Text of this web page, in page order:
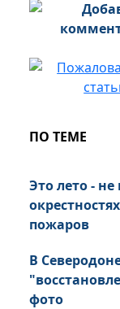
ПО ТЕМЕ
Это лето -
пожаров
В
фото